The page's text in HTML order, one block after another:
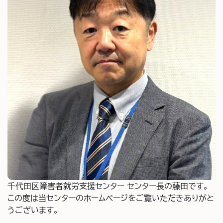
千代田区障害者就労支援センター センター長の藤田です。
この度は当センターのホームページをご覧いただきありがと
うございます。